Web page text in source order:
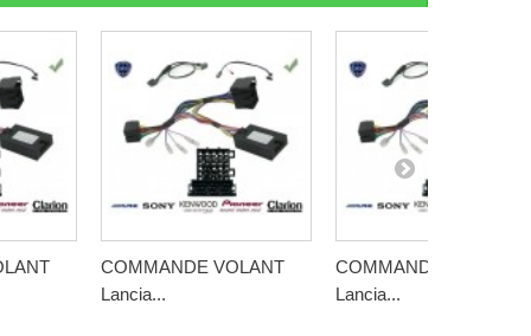
COMMANDE VOLANT
Lancia...
COMMANDE VOLANT
Lancia...